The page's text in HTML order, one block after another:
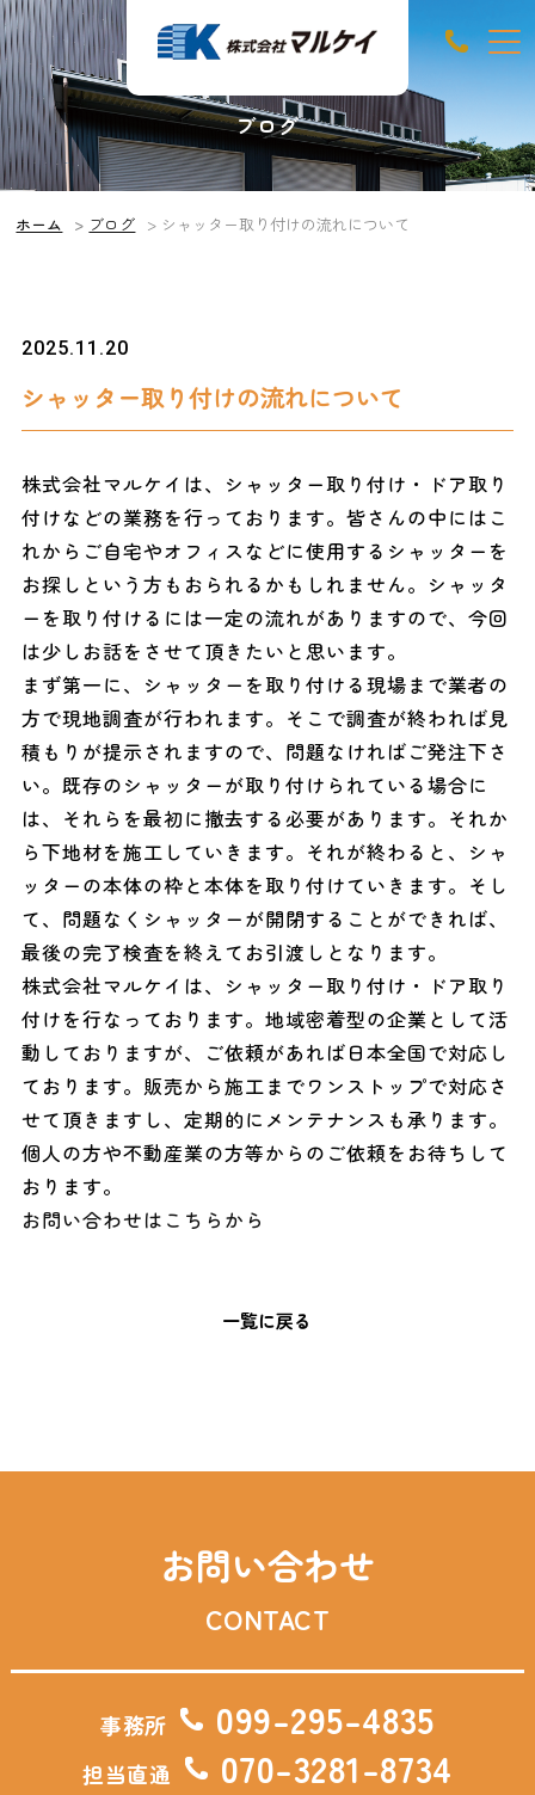
ブログ
ホーム ブログ シャッター取り付けの流れについて
2025.11.20
シャッター取り付けの流れについて
株式会社マルケイは、シャッター取り付け・ドア取り
付けなどの業務を行っております。皆さんの中にはこ
れからご自宅やオフィスなどに使用するシャッターを
お探しという方もおられるかもしれません。シャッタ
ーを取り付けるには一定の流れがありますので、今回
は少しお話をさせて頂きたいと思います。
まず第一に、シャッターを取り付ける現場まで業者の
方で現地調査が行われます。そこで調査が終われば見
積もりが提示されますので、問題なければご発注下さ
い。既存のシャッターが取り付けられている場合に
は、それらを最初に撤去する必要があります。それか
ら下地材を施工していきます。それが終わると、シャ
ッターの本体の枠と本体を取り付けていきます。そし
て、問題なくシャッターが開閉することができれば、
最後の完了検査を終えてお引渡しとなります。
株式会社マルケイは、シャッター取り付け・ドア取り
付けを行なっております。地域密着型の企業として活
動しておりますが、ご依頼があれば日本全国で対応し
ております。販売から施工までワンストップで対応さ
せて頂きますし、定期的にメンテナンスも承ります。
個人の方や不動産業の方等からのご依頼をお待ちして
おります。
お問い合わせはこちらから
一覧に戻る
お問い合わせ
CONTACT
事務所 099-295-4835
担当直通 070-3281-8734